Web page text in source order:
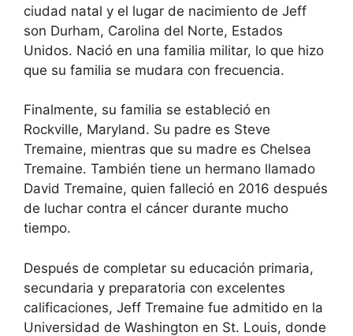
ciudad natal y el lugar de nacimiento de Jeff
son Durham, Carolina del Norte, Estados
Unidos. Nació en una familia militar, lo que hizo
que su familia se mudara con frecuencia.
Finalmente, su familia se estableció en
Rockville, Maryland. Su padre es Steve
Tremaine, mientras que su madre es Chelsea
Tremaine. También tiene un hermano llamado
David Tremaine, quien falleció en 2016 después
de luchar contra el cáncer durante mucho
tiempo.
Después de completar su educación primaria,
secundaria y preparatoria con excelentes
calificaciones, Jeff Tremaine fue admitido en la
Universidad de Washington en St. Louis, donde